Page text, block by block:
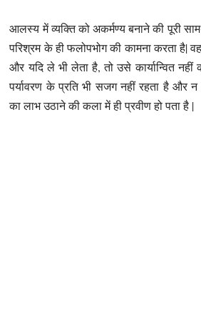
आलस्य में व्यक्ति को अकर्मण्य बनाने की पूरी
परिश्रम के ही फलोपभोग की कामना करता है|
और यदि ले भी लेता है, तो उसे कार्यान्वित
पर्यावरण के प्रति भी सजग नहीं रहता है और न
का लाभ उठाने की कला में ही प्रवीण हो पता है |